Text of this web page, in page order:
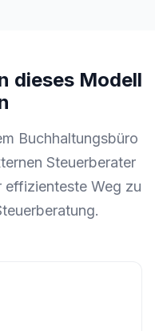
dieses Modell
Buchhaltungsbüro
Steuerberater
effizienteste Weg zu